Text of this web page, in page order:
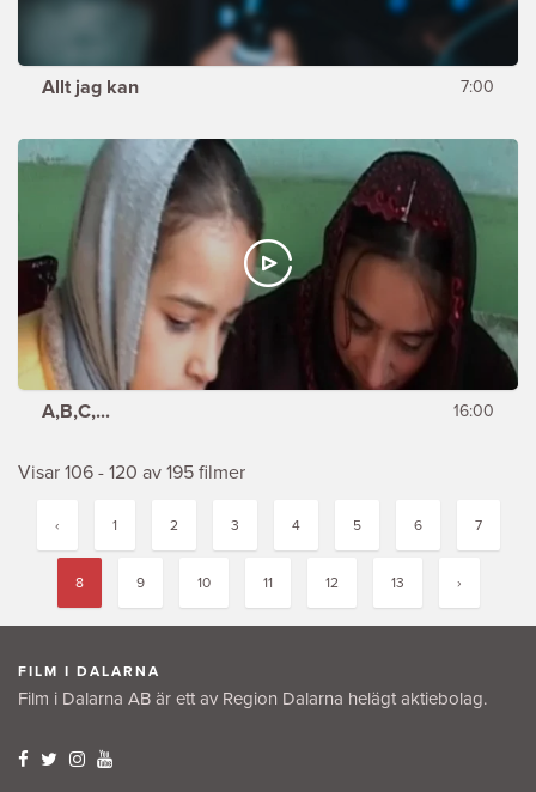
Allt jag kan 7:00
A,B,C,... 16:00
Visar 106 - 120 av 195 filmer
‹ 1 2 3 4 5 6 7
8 9 10 11 12 13 ›
FILM I DALARNA
Film i Dalarna AB är ett av Region Dalarna helägt aktiebolag.